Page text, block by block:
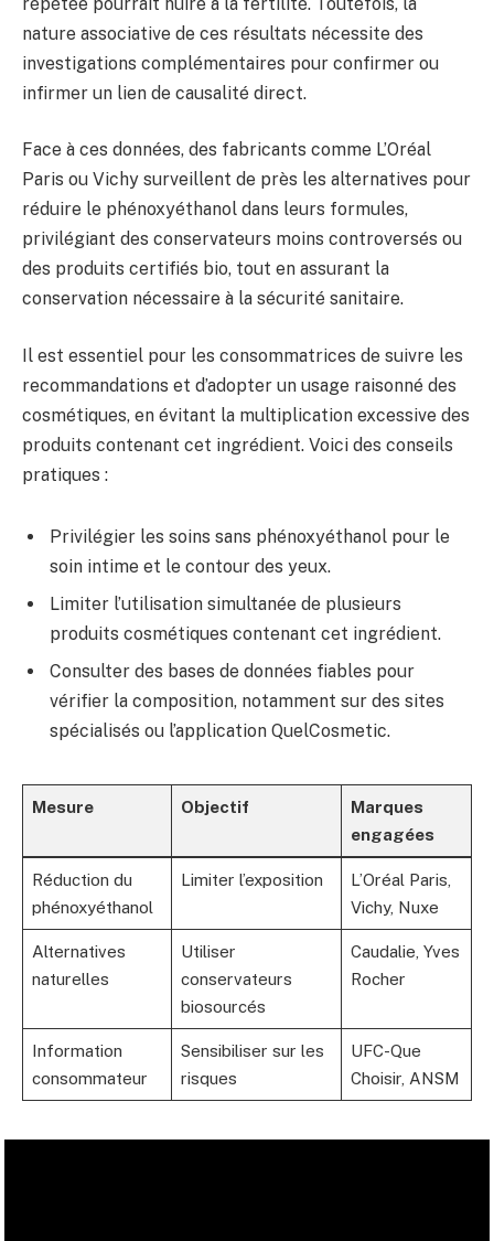
nature associative de ces résultats nécessite des
investigations complémentaires pour confirmer ou
infirmer un lien de causalité direct.
Face à ces données, des fabricants comme L’Oréal
Paris ou Vichy surveillent de près les alternatives pour
réduire le phénoxyéthanol dans leurs formules,
privilégiant des conservateurs moins controversés ou
des produits certifiés bio, tout en assurant la
conservation nécessaire à la sécurité sanitaire.
Il est essentiel pour les consommatrices de suivre les
recommandations et d’adopter un usage raisonné des
cosmétiques, en évitant la multiplication excessive des
produits contenant cet ingrédient. Voici des conseils
pratiques :
Privilégier les soins sans phénoxyéthanol pour le
soin intime et le contour des yeux.
Limiter l’utilisation simultanée de plusieurs
produits cosmétiques contenant cet ingrédient.
Consulter des bases de données fiables pour
vérifier la composition, notamment sur des sites
spécialisés ou l’application QuelCosmetic.
Mesure Objectif
Marques
engagées
Réduction du
phénoxyéthanol
Limiter l’exposition
L’Oréal Paris,
Vichy, Nuxe
Alternatives
naturelles
Utiliser
conservateurs
biosourcés
Caudalie, Yves
Rocher
Information
consommateur
Sensibiliser sur les
risques
UFC-Que
Choisir, ANSM